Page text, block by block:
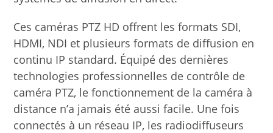
Ces caméras PTZ HD offrent les formats SDI,
HDMI, NDI et plusieurs formats de diffusion en
continu IP standard. Équipé des dernières
technologies professionnelles de contrôle de
caméra PTZ, le fonctionnement de la caméra à
distance n’a jamais été aussi facile. Une fois
connectés à un réseau IP, les radiodiffuseurs